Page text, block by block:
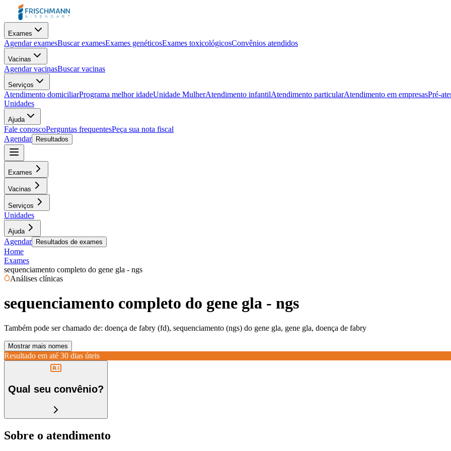
Exames
Agendar examesBuscar examesExames genéticosExames toxicológicosConvênios atendidos
Vacinas
Agendar vacinasBuscar vacinas
Serviços
Atendimento domiciliarPrograma melhor idadeUnidade MulherAtendimento infantilAtendimento particularAtendimento em empresasPré-
Unidades
Ajuda
Fale conoscoPerguntas frequentesPeça sua nota fiscal
Agendar
Resultados
Exames
Vacinas
Serviços
Unidades
Ajuda
Agendar Resultados de exames
Home
Exames
sequenciamento completo do gene gla - ngs
Análises clínicas
sequenciamento completo do gene gla - ngs
Também pode ser chamado de: doença de fabry (fd), sequenciamento (ngs) do gene gla, gene gla, doença de fabry
Mostrar mais nomes
Resultado em até 30 dias úteis
Qual seu convênio?
Sobre o atendimento